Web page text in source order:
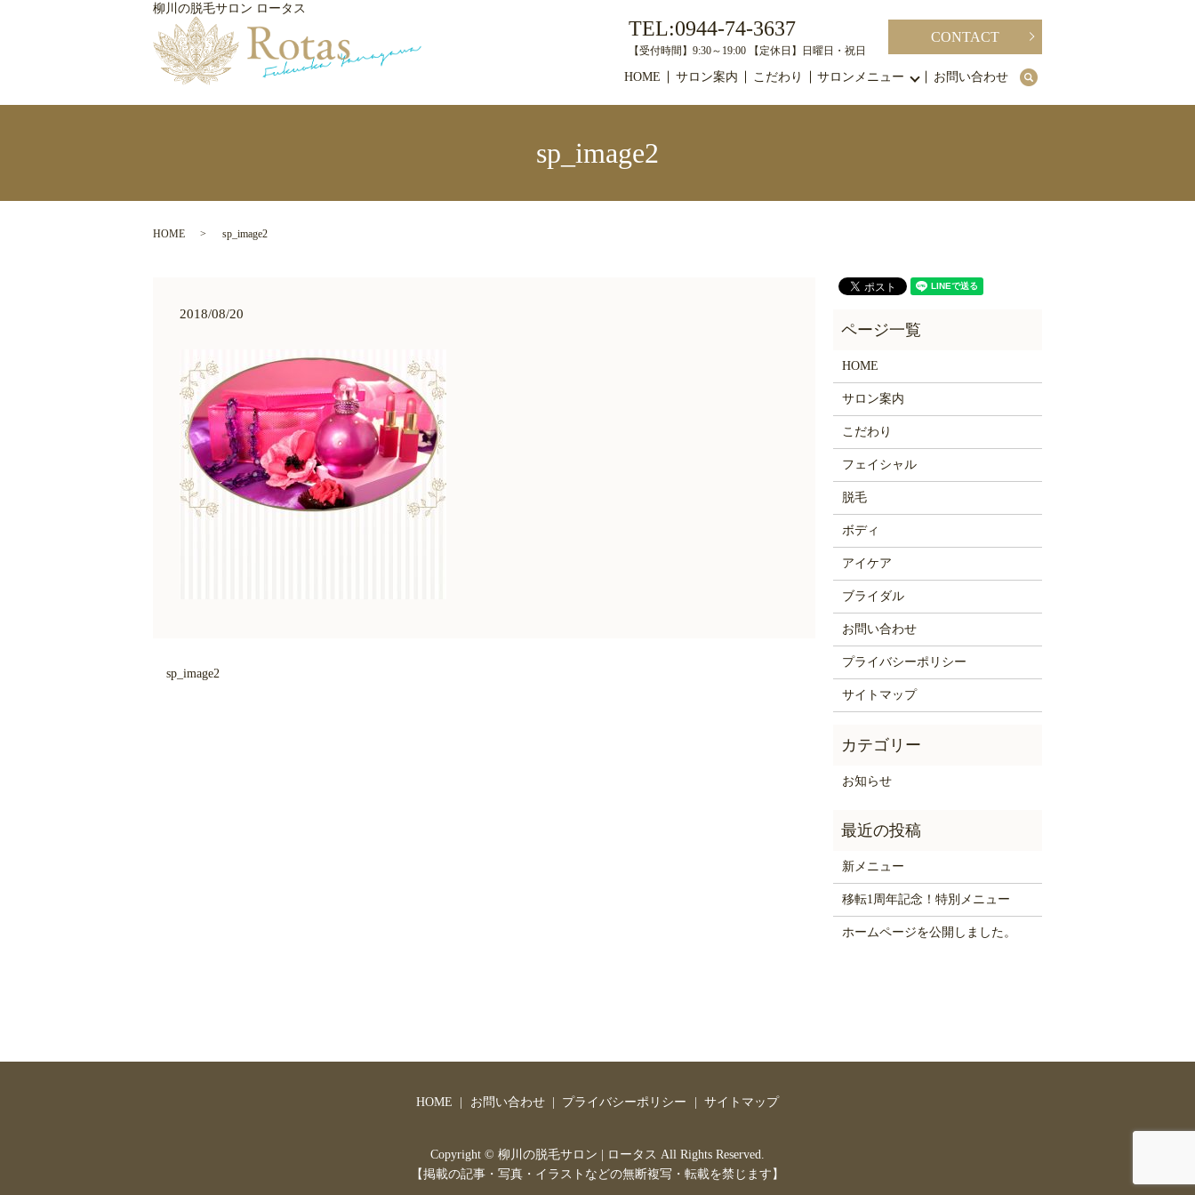
HOME サロン案内 こだわり サロンメニュー お問い合わせ search
柳川の脱毛サロン ロータス
TEL:0944-74-3637
【受付時間】9:30～19:00 【定休日】日曜日・祝日
CONTACT
sp_image2
HOME sp_image2
2018/08/20
sp_image2
HOME
サロン案内
こだわり
フェイシャル
脱毛
ボディ
アイケア
ブライダル
お問い合わせ
プライバシーポリシー
サイトマップ
お知らせ
新メニュー
移転1周年記念！特別メニュー
ホームページを公開しました。
HOME お問い合わせ プライバシーポリシー サイトマップ
Copyright © 柳川の脱毛サロン | ロータス All Rights Reserved.
【掲載の記事・写真・イラストなどの無断複写・転載を禁じます】